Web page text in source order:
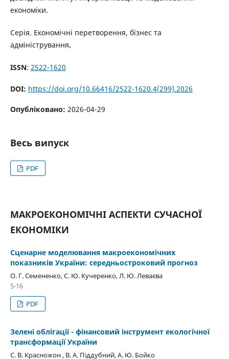
економіки.
Серія. Економічні перетворення, бізнес та
адміністрування.
ISSN: 2522-1620
DOI: https://doi.org/10.66416/2522-1620.4(299).2026
Опубліковано: 2026-04-29
Весь випуск
PDF
МАКРОЕКОНОМІЧНІ АСПЕКТИ СУЧАСНОЇ
ЕКОНОМІКИ
Сценарне моделювання макроекономічних
показників України: середньостроковий прогноз
О. Г. Семененко, С. Ю. Кучеренко, Л. Ю. Леваєва
5-16
PDF
Зелені облігації - фінансовий інструмент екологічної
трансформації України
С. В. Красножон , В. А. Піддубний, А. Ю. Бойко